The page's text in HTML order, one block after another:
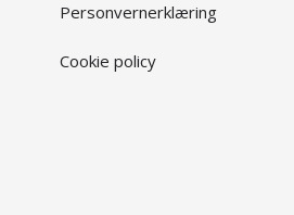
Personvernerklæring
Cookie policy